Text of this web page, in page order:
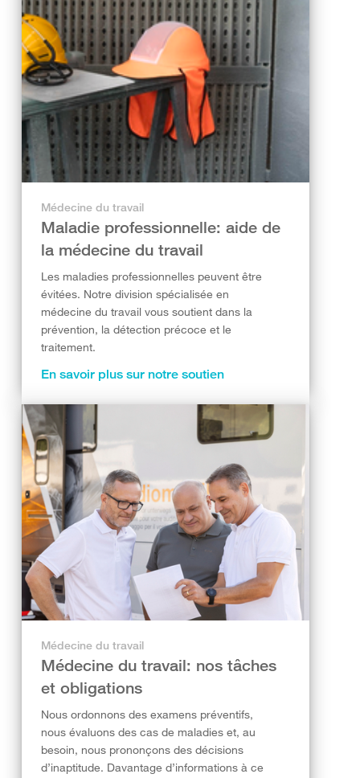
Médecine du travail
Maladie professionnelle: aide de
la médecine du travail
Les maladies professionnelles peuvent être
évitées. Notre division spécialisée en
médecine du travail vous soutient dans la
prévention, la détection précoce et le
traitement.
En savoir plus sur notre soutien
Médecine du travail
Médecine du travail: nos tâches
et obligations
Nous ordonnons des examens préventifs,
nous évaluons des cas de maladies et, au
besoin, nous prononçons des décisions
d’inaptitude. Davantage d’informations à ce